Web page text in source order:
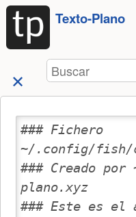
Saltar a
contenido
Texto-Plano
Buscar
### Fichero
~/.config/fish/
### Creado
plano.xyz
### Este es el